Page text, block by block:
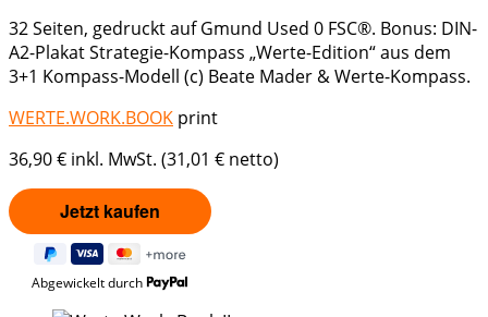
32 Seiten, gedruckt auf Gmund Used 0 FSC®. Bonus: DIN-
A2-Plakat Strategie-Kompass „Werte-Edition“ aus dem
3+1 Kompass-Modell (c) Beate Mader & Werte-Kompass.
WERTE.WORK.BOOK print
36,90 € inkl. MwSt. (31,01 € netto)
Abgewickelt durch